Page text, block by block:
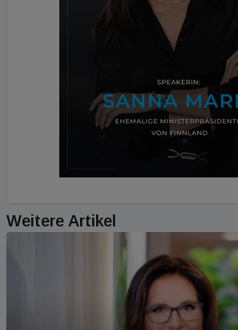
Weitere Artikel